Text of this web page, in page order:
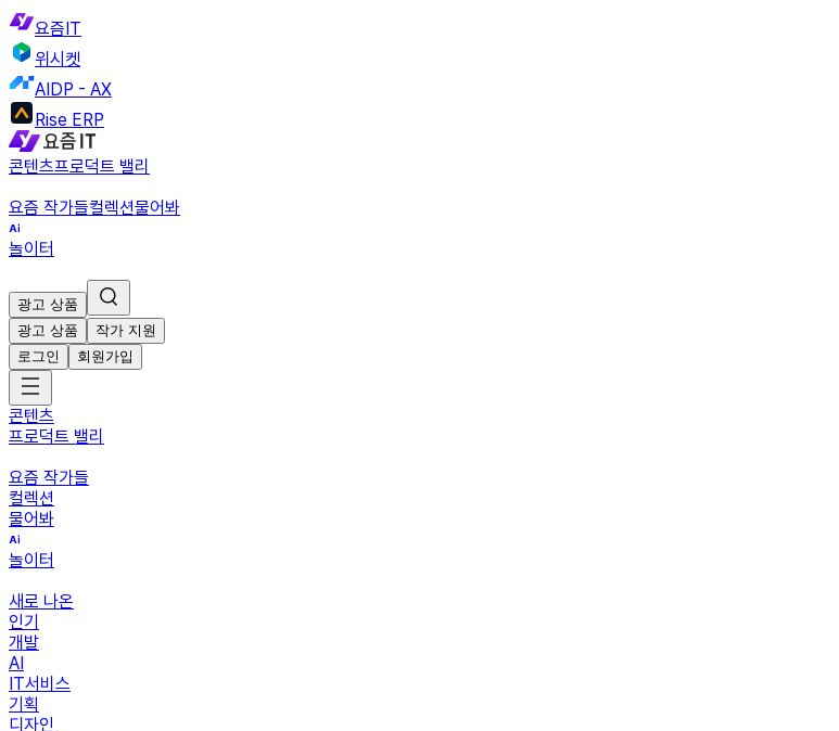
요즘IT
위시켓
AIDP - AX
Rise ERP
콘텐츠프로덕트 밸리
요즘 작가들컬렉션물어봐
놀이터
광고 상품
광고 상품
작가 지원
로그인
회원가입
콘텐츠
프로덕트 밸리
요즘 작가들
컬렉션
물어봐
놀이터
새로 나온
인기
개발
AI
IT서비스
기획
디자인